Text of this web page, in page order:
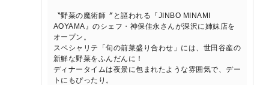
〝野菜の魔術師〞と謳われる『JINBO MINAMI
AOYAMA』のシェフ・神保佳永さんが深沢に姉妹店を
オープン。
スペシャリテ「旬の前菜盛り合わせ」には、世田谷産の
新鮮な野菜をふんだんに！
ディナータイムは夜景に包まれたような雰囲気で、デー
トにもぴったり。